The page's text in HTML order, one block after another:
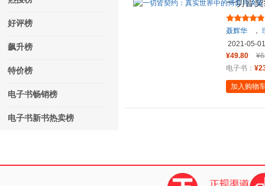
好评榜
飙升榜
特价榜
电子书畅销榜
电子书新书热卖榜
一切皆
聂辉华 ，
2021-05-01
¥49.80
电子书：
加入购物